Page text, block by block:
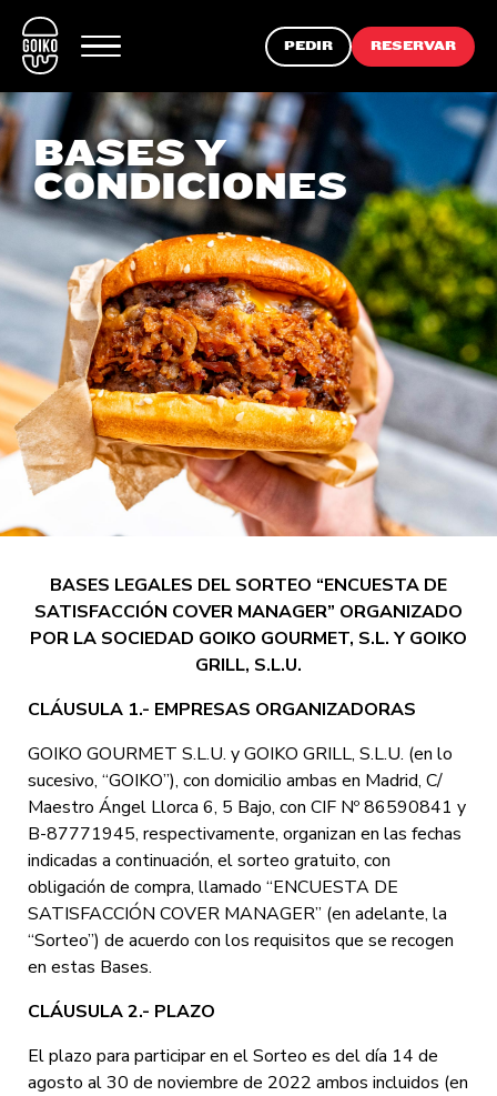
PEDIR RESERVAR
BASES Y
CONDICIONES
BASES LEGALES DEL SORTEO “ENCUESTA DE
SATISFACCIÓN COVER MANAGER” ORGANIZADO
POR LA SOCIEDAD GOIKO GOURMET, S.L. Y GOIKO
GRILL, S.L.U.
CLÁUSULA 1.- EMPRESAS ORGANIZADORAS
GOIKO GOURMET S.L.U. y GOIKO GRILL, S.L.U. (en lo
sucesivo, “GOIKO”), con domicilio ambas en Madrid, C/
Maestro Ángel Llorca 6, 5 Bajo, con CIF Nº 86590841 y
B-87771945, respectivamente, organizan en las fechas
indicadas a continuación, el sorteo gratuito, con
obligación de compra, llamado “ENCUESTA DE
SATISFACCIÓN COVER MANAGER” (en adelante, la
“Sorteo”) de acuerdo con los requisitos que se recogen
en estas Bases.
CLÁUSULA 2.- PLAZO
El plazo para participar en el Sorteo es del día 14 de
agosto al 30 de noviembre de 2022 ambos incluidos (en